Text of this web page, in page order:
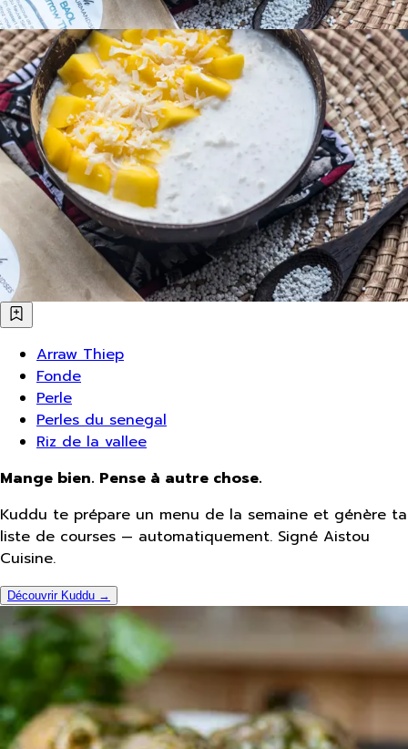
Arraw Thiep
Fonde
Perle
Perles du senegal
Riz de la vallee
Mange bien. Pense à autre chose.
Kuddu te prépare un menu de la semaine et génère ta
liste de courses — automatiquement. Signé Aistou
Cuisine.
Découvrir Kuddu →